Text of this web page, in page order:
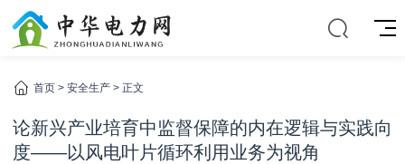
首页 > 安全生产 > 正文
论新兴产业培育中监督保障的内在逻辑与实践向
度——以风电叶片循环利用业务为视角